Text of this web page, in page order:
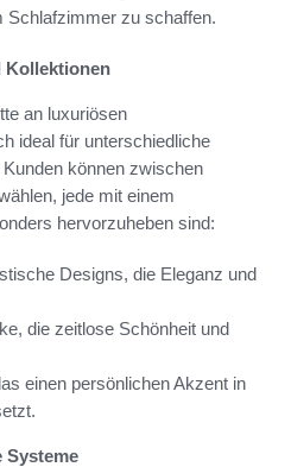
Schlafzimmer zu schaffen.
Kollektionen
an luxuriösen
ideal für unterschiedliche
können zwischen
jede mit einem
hervorzuheben sind:
Designs, die Eleganz und
die zeitlose Schönheit und
einen persönlichen Akzent in
Systeme